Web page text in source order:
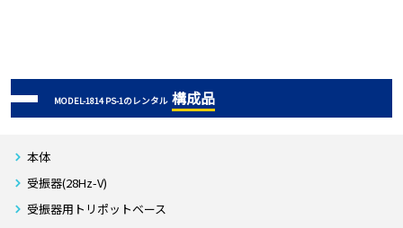
MODEL-1814 PS-1のレンタル 構成品
本体
受振器(28Hz-V)
受振器用トリポットベース